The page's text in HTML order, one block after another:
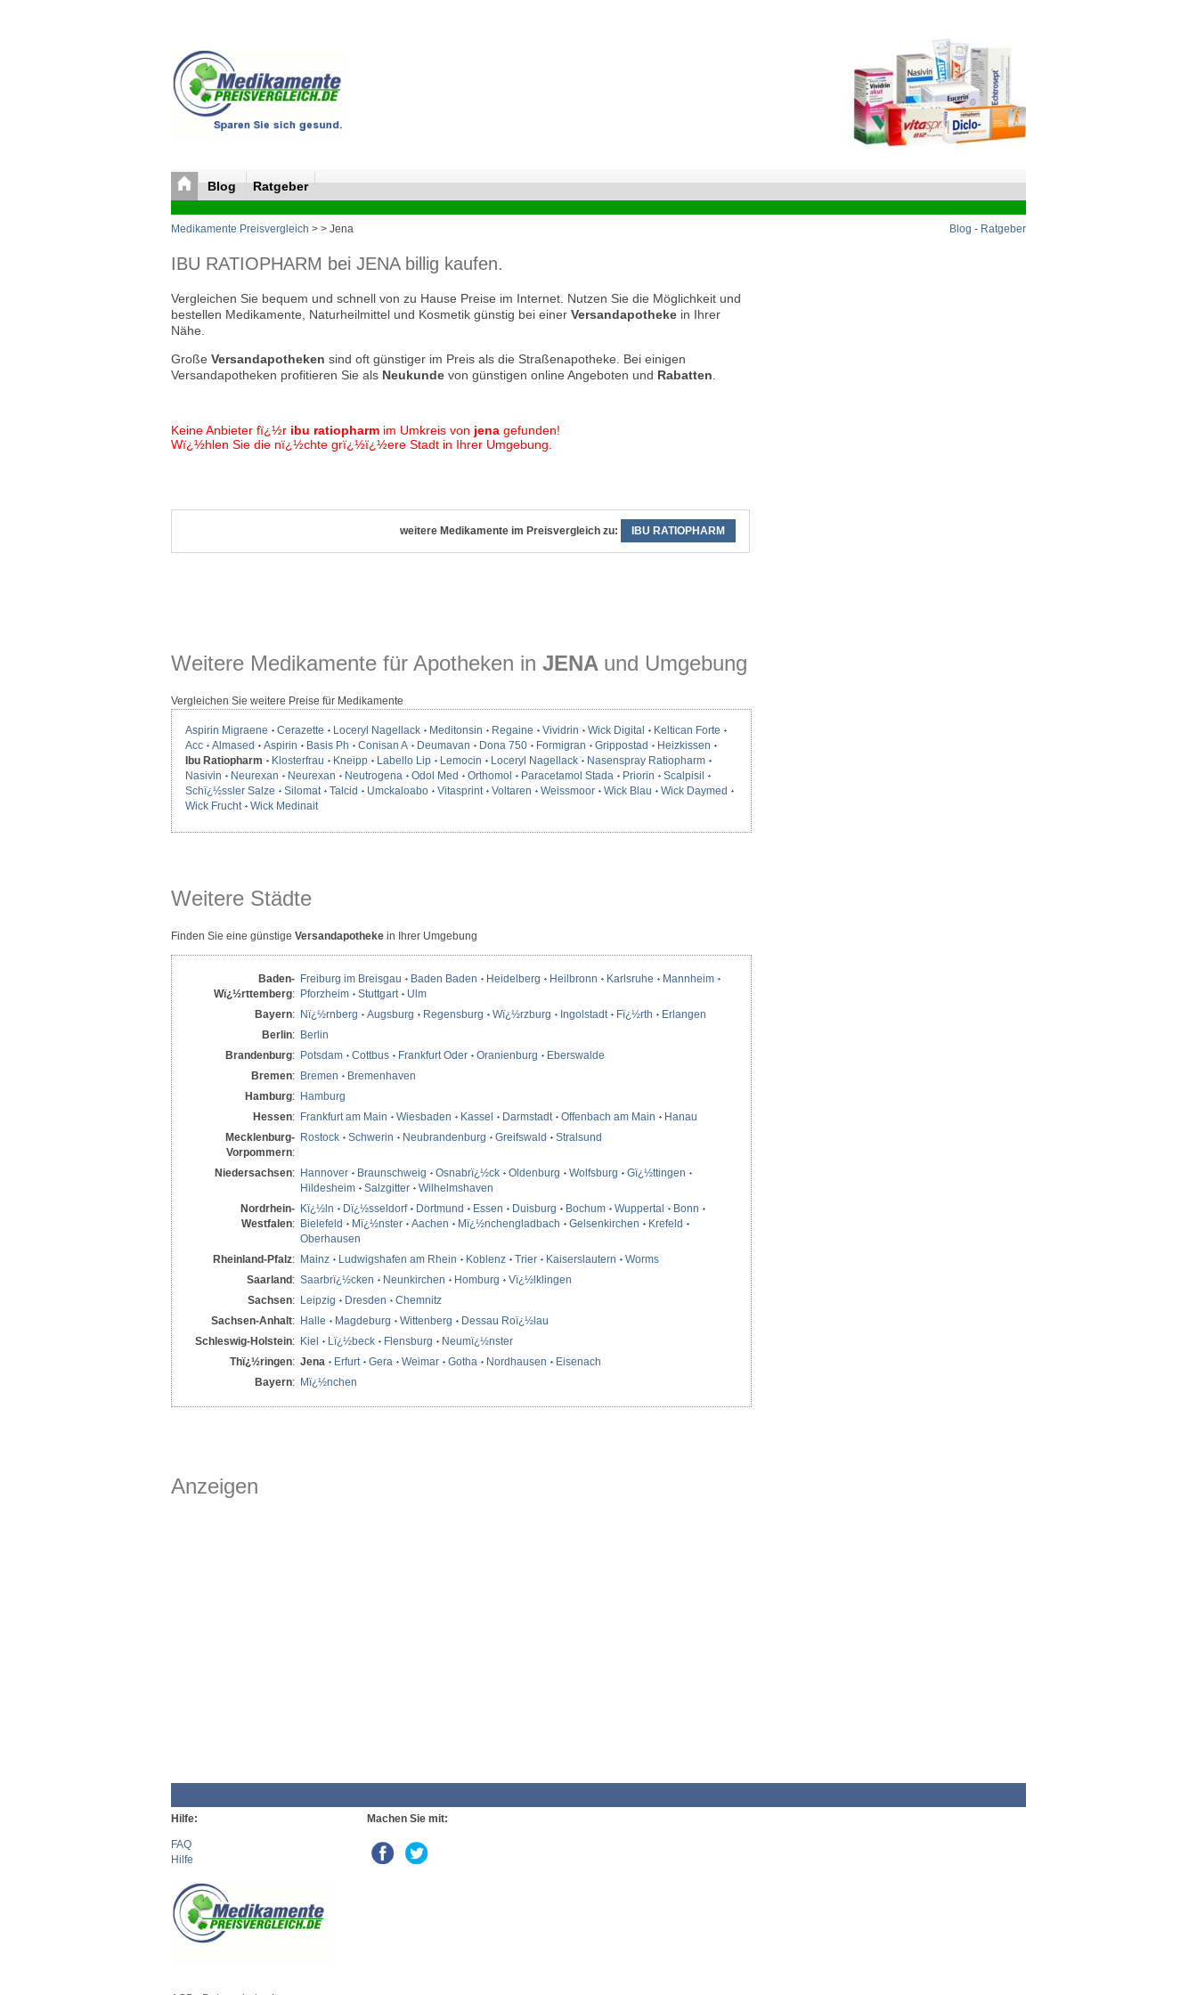
Blog Ratgeber
Medikamente Preisvergleich > > Jena Blog - Ratgeber
IBU RATIOPHARM bei JENA billig kaufen.
Vergleichen Sie bequem und schnell von zu Hause Preise im Internet. Nutzen Sie die Möglichkeit und
bestellen Medikamente, Naturheilmittel und Kosmetik günstig bei einer Versandapotheke in Ihrer
Nähe.
Große Versandapotheken sind oft günstiger im Preis als die Straßenapotheke. Bei einigen
Versandapotheken profitieren Sie als Neukunde von günstigen online Angeboten und Rabatten
Keine Anbieter fï¿½r ibu ratiopharm im Umkreis von jena gefunden!
Wï¿½hlen Sie die nï¿½chte grï¿½ï¿½ere Stadt in Ihrer Umgebung.
weitere Medikamente im Preisvergleich zu: IBU RATIOPHARM
Weitere Medikamente für Apotheken in JENA und Umgebung
Vergleichen Sie weitere Preise für Medikamente
Aspirin Migraene Cerazette Loceryl Nagellack Meditonsin Regaine Vividrin Wick Digital
Keltican Forte
Acc
Almased Aspirin Basis Ph Conisan A Deumavan Dona 750 Formigran Grippostad
Heizkissen
Ibu Ratiopharm
Klosterfrau Kneipp Labello Lip Lemocin Loceryl Nagellack
Nasenspray Ratiopharm
Nasivin
Neurexan Neurexan Neutrogena Odol Med Orthomol Paracetamol Stada Priorin
Scalpisil
Schï¿½ssler Salze
Silomat Talcid Umckaloabo Vitasprint Voltaren Weissmoor Wick Blau
Wick Daymed
Wick Frucht
Wick Medinait
Weitere Städte
Finden Sie eine günstige Versandapotheke in Ihrer Umgebung
Baden-
Wï¿½rttemberg:
Freiburg im Breisgau Baden Baden Heidelberg Heilbronn Karlsruhe
Mannheim
Pforzheim
Stuttgart
Ulm
Bayern: Nï¿½rnberg Augsburg Regensburg Wï¿½rzburg Ingolstadt Fï¿½rth
Erlangen
Berlin: Berlin
Brandenburg: Potsdam Cottbus Frankfurt Oder Oranienburg
Eberswalde
Bremen: Bremen
Bremenhaven
Hamburg: Hamburg
Hessen: Frankfurt am Main Wiesbaden Kassel Darmstadt Offenbach am Main
Hanau
Mecklenburg-
Vorpommern:
Rostock Schwerin Neubrandenburg Greifswald Stralsund
Niedersachsen: Hannover Braunschweig Osnabrï¿½ck Oldenburg Wolfsburg
Gï¿½ttingen
Hildesheim
Salzgitter
Wilhelmshaven
Nordrhein-
Westfalen:
Kï¿½ln Dï¿½sseldorf Dortmund Essen Duisburg Bochum Wuppertal
Bonn
Bielefeld
Mï¿½nster Aachen Mï¿½nchengladbach Gelsenkirchen
Krefeld
Oberhausen
Rheinland-Pfalz: Mainz Ludwigshafen am Rhein Koblenz Trier Kaiserslautern
Worms
Saarland: Saarbrï¿½cken Neunkirchen Homburg
Vï¿½lklingen
Sachsen: Leipzig Dresden
Chemnitz
Sachsen-Anhalt: Halle Magdeburg Wittenberg
Dessau Roï¿½lau
Schleswig-Holstein: Kiel Lï¿½beck Flensburg
Neumï¿½nster
Thï¿½ringen: Jena Erfurt Gera Weimar Gotha Nordhausen
Eisenach
Bayern: Mï¿½nchen
Anzeigen
Hilfe:
FAQ
Hilfe
Machen Sie mit: